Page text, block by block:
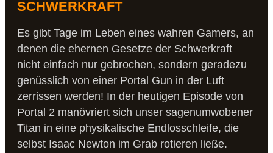
SCHWERKRAFT
Es gibt Tage im Leben eines wahren Gamers, an
denen die ehernen Gesetze der Schwerkraft
nicht einfach nur gebrochen, sondern geradezu
genüsslich von einer Portal Gun in der Luft
zerrissen werden! In der heutigen Episode von
Portal 2 manövriert sich unser sagenumwobener
Titan in eine physikalische Endlosschleife, die
selbst Isaac Newton im Grab rotieren ließe.